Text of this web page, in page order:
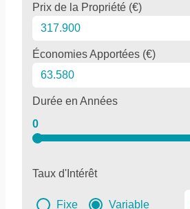
Prix de la Propriété (€)
Économies Apportées (€)
Durée en Années
0
Taux d'Intérêt
Fixe Variable